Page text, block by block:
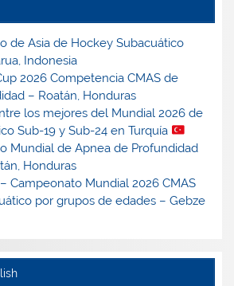
de Asia de Hockey Subacuático
Indonesia
2026 Competencia CMAS de
– Roatán, Honduras
los mejores del Mundial 2026 de
Sub-19 y Sub-24 en Turquía
Mundial de Apnea de Profundidad
Honduras
Campeonato Mundial 2026 CMAS
por grupos de edades – Gebze